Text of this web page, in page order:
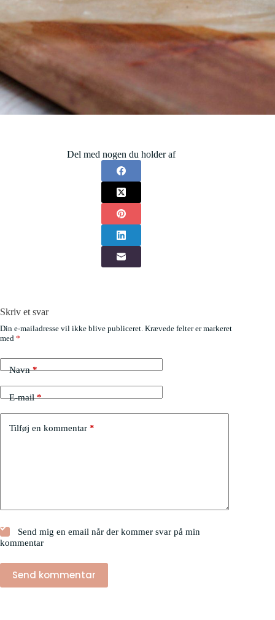
Del med nogen du holder af
Skriv et svar
Din e-mailadresse vil ikke blive publiceret. Krævede felter er markeret
med *
Navn*
E-mail*
Tilføj en kommentar *
Send mig en email når der kommer svar på min
kommentar
Send kommentar